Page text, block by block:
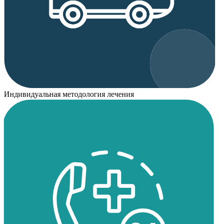
Индивидуальная методология лечения